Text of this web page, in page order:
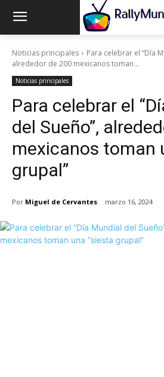
Noticias principales
Para celebrar el “Día
alrededor de 200 mexicanos toman...
Noticias principales
Para celebrar el
del Sueño”,
mexicanos toman
grupal”
Por Miguel de Cervantes marzo 16, 2024